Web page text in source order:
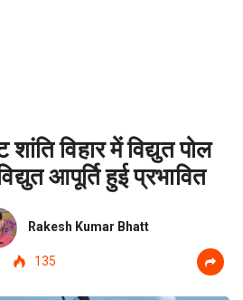
विहार में विद्युत पोल
आपूर्ति हुई प्रभावित
Rakesh Kumar Bhatt
135